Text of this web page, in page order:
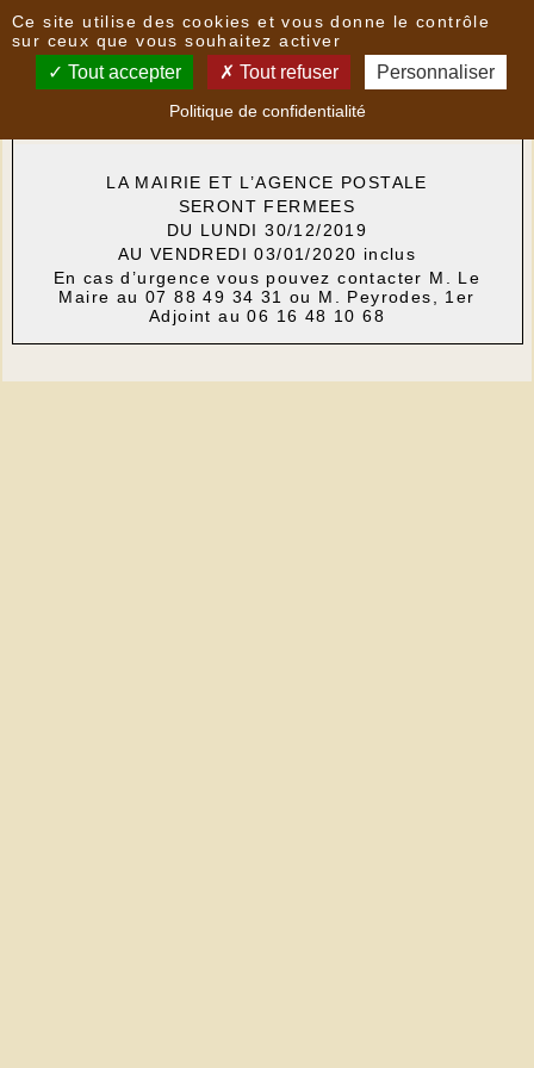
Nouvelles
Fermeture Mairie et Agence Postale
LA MAIRIE ET L’AGENCE POSTALE
SERONT FERMEES
DU LUNDI 30/12/2019
AU VENDREDI 03/01/2020 inclus
En cas d’urgence vous pouvez contacter M. Le
Maire au 07 88 49 34 31 ou M. Peyrodes, 1er
Adjoint au 06 16 48 10 68
Ce site utilise des cookies et vous donne le contrôle
sur ceux que vous souhaitez activer
Tout accepter Tout refuser Personnaliser
Politique de confidentialité